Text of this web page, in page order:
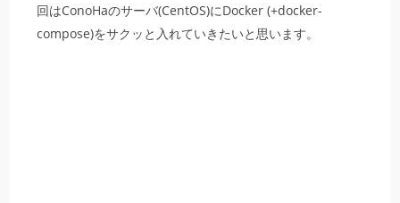
回はConoHaのサーバ(CentOS)にDocker (+docker-
compose)をサクッと入れていきたいと思います。